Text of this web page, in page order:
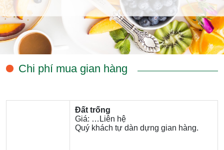
Chi phí mua gian hàng
Đất trống
Giá: …Liên hệ
Quý khách tự dàn dựng gian hàng.